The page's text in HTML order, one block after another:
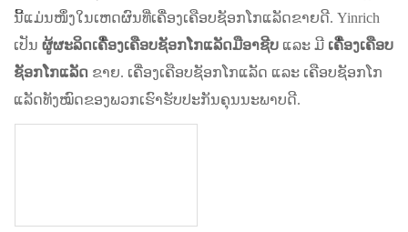
ນີ້ແມ່ນໜຶ່ງໃນເຫດຜົນທີ່ເຄື່ອງເຄືອບຊັອກໂກແລັດຂາຍດີ. Yinrich
ເປັນ ຜູ້ຜະລິດເຄື່ອງເຄືອບຊັອກໂກແລັດມືອາຊີບ ແລະ ມີ ເຄື່ອງເຄືອບ
ຊັອກໂກແລັດ ຂາຍ. ເຄື່ອງເຄືອບຊັອກໂກແລັດ ແລະ ເຄືອບຊັອກໂກ
ແລັດທັງໝົດຂອງພວກເຮົາຮັບປະກັນຄຸນນະພາບດີ.